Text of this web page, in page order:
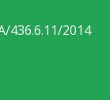
436.6.11/2014